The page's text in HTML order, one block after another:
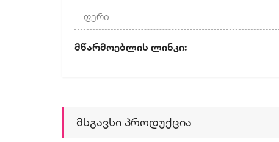
ფერი
Მწარმოებლის
Მსგავსი Პროდუქცია